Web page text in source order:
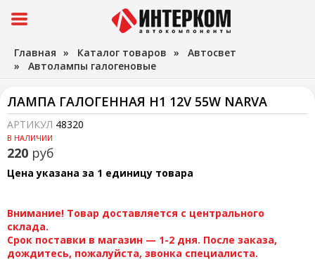
Главная » Каталог товаров » Автосвет
» Автолампы галогеновые
ЛАМПА ГАЛОГЕННАЯ H1 12V 55W NARVA
АРТИКУЛ 48320
В НАЛИЧИИ
220 руб
Цена указана за 1 единицу товара
Внимание! Товар доставляется с центрального
склада.
Срок поставки в магазин — 1-2 дня. После заказа,
дождитесь, пожалуйста, звонка специалиста.